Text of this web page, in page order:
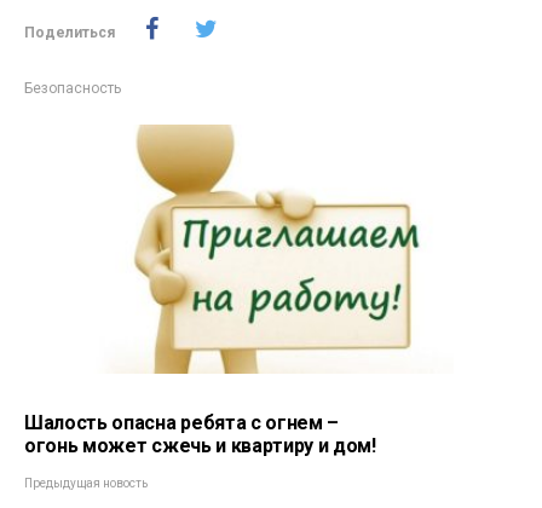
Поделиться
Безопасность
Шалость опасна ребята с огнем –
огонь может сжечь и квартиру и дом!
Предыдущая новость